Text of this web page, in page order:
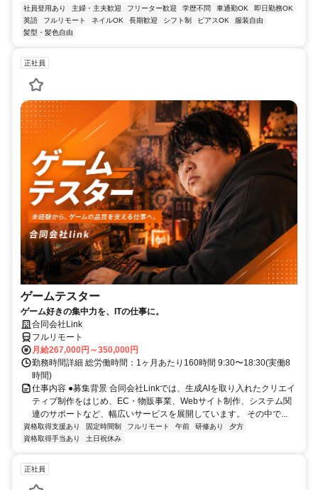
社員登用あり 主婦・主夫歓迎 フリーター歓迎 学歴不問 車通勤OK
即日勤務OK
英語
フルリモート ネイルOK 長期歓迎 シフト制 ピアスOK
服装自由
髪型・髪色自由
正社員
ゲームテスター
ゲーム好きの集中力を、ITの仕事に。
合同会社Link
フルリモート
月給267,000円～350,000円
勤務時間詳細 総労働時間：1ヶ月あたり160時間 9:30〜18:30(実働8
時間)
仕事内容 ●募集背景 合同会社Linkでは、生成AIを取り入れたクリエイ
ティブ制作をはじめ、EC・物販事業、Webサイト制作、システム関
連のサポートなど、幅広いサービスを展開しています。 その中で...
資格取得支援あり 固定時間制 フルリモート 午前 研修あり
夕方
資格取得手当あり
土日祝休み
正社員